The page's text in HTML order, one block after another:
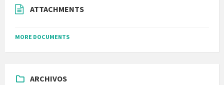
ATTACHMENTS
MORE DOCUMENTS
ARCHIVOS